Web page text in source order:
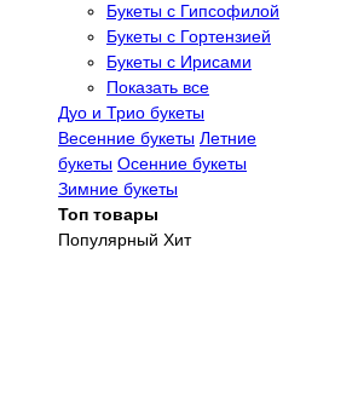
Букеты с Гипсофилой
Букеты с Гортензией
Букеты с Ирисами
Показать все
Дуо и Трио букеты
Весенние букеты Летние
букеты Осенние букеты
Зимние букеты
Топ товары
Популярный Хит